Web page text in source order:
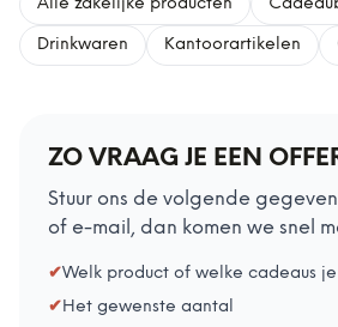
Alle zakelijke producten
Drinkwaren Kantoorartikelen
ZO VRAAG JE EEN
Stuur ons de volgende
of e-mail, dan komen we snel
✔Welk product of welke cadeaus
✔Het gewenste aantal